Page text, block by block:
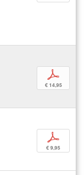
p
€ 14,95
p
€ 9,95